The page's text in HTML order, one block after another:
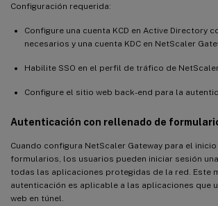
Configuración requerida:
Configure una cuenta KCD en Active Directory
necesarios y una cuenta KDC en NetScaler
Habilite SSO en el perfil de tráfico de NetScaler
Configure el sitio web back-end para la
Autenticación con rellenado de
Cuando configura NetScaler Gateway para el inicio
formularios, los usuarios pueden iniciar sesión
todas las aplicaciones protegidas de la red. Este
autenticación es aplicable a las aplicaciones que
web en túnel.